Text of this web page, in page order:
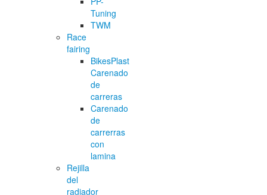
Tuning
TWM
Race
fairing
BikesPlast
Carenado
de
carreras
Carenado
de
carrerras
con
lamina
Rejilla
del
radiador